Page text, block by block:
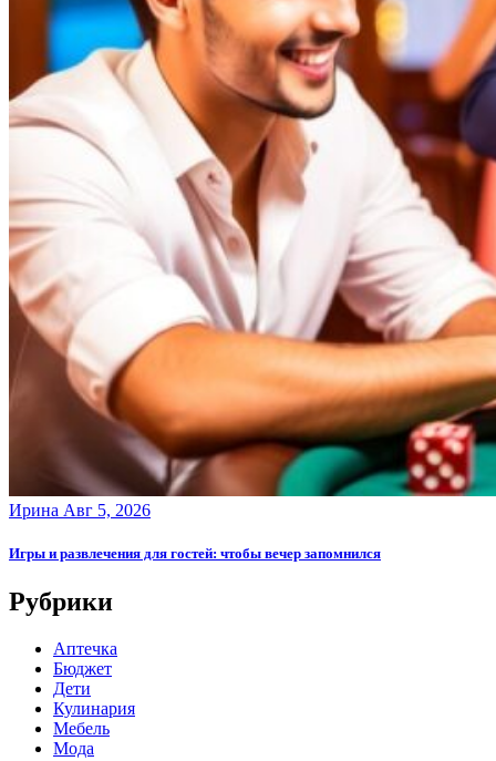
Ирина Авг 5, 2026
Игры и развлечения для гостей: чтобы вечер запомнился
Рубрики
Аптечка
Бюджет
Дети
Кулинария
Мебель
Мода